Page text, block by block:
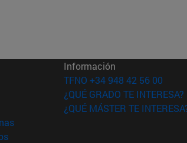
nueva ventana)
ventana)
en nueva ventana)
(abre en nueva ventana)
(abre en nueva ventana)
Información
TFNO +34 948 42 56 00
¿QUÉ GRADO TE INTERESA?
¿QUÉ MÁSTER TE